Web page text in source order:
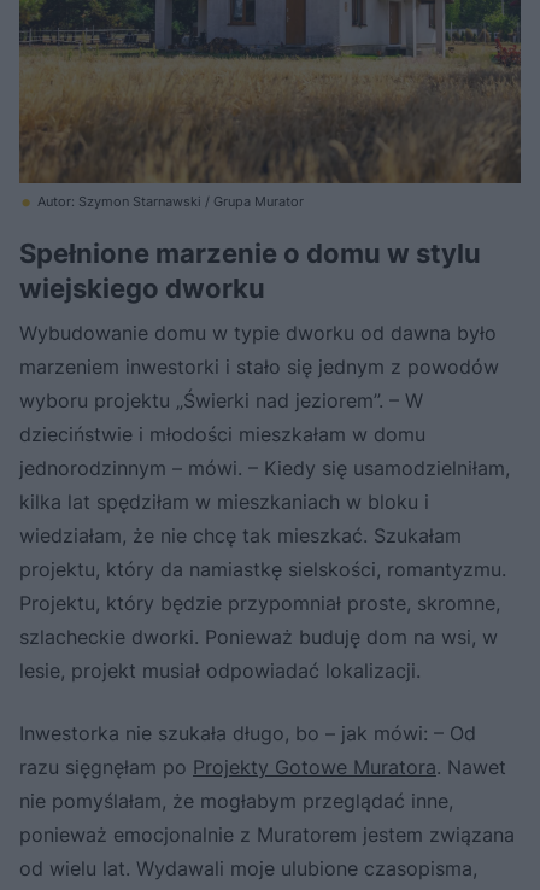
Autor: Szymon Starnawski / Grupa Murator
Spełnione marzenie o domu w stylu
wiejskiego dworku
Wybudowanie domu w typie dworku od dawna było
marzeniem inwestorki i stało się jednym z powodów
wyboru projektu „Świerki nad jeziorem”. – W
dzieciństwie i młodości mieszkałam w domu
jednorodzinnym – mówi. – Kiedy się usamodzielniłam,
kilka lat spędziłam w mieszkaniach w bloku i
wiedziałam, że nie chcę tak mieszkać. Szukałam
projektu, który da namiastkę sielskości, romantyzmu.
Projektu, który będzie przypomniał proste, skromne,
szlacheckie dworki. Ponieważ buduję dom na wsi, w
lesie, projekt musiał odpowiadać lokalizacji.
Inwestorka nie szukała długo, bo – jak mówi: – Od
razu sięgnęłam po Projekty Gotowe Muratora. Nawet
nie pomyślałam, że mogłabym przeglądać inne,
ponieważ emocjonalnie z Muratorem jestem związana
od wielu lat. Wydawali moje ulubione czasopisma,